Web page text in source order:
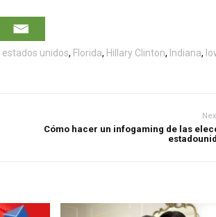
estados unidos, Florida, Hillary Clinton, Indiana,
Cómo hacer un infogaming de las